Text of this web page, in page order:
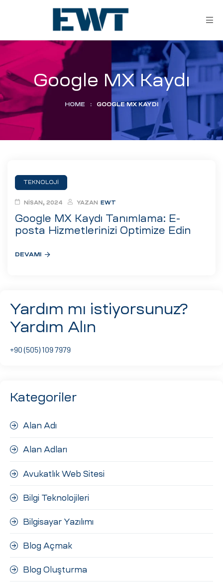
Google MX Kaydı
HOME : GOOGLE MX KAYDI
TEKNOLOJI
Google MX Kaydı Tanımlama: E-
posta Hizmetlerinizi Optimize Edin
NISAN, 2024 YAZAN EWT
DEVAMI
Yardım mı istiyorsunuz?
Yardım Alın
+90 (505) 109 7979
Kategoriler
Alan Adı
Alan Adları
Avukatlık Web Sitesi
Bilgi Teknolojileri
Bilgisayar Yazılımı
Blog Açmak
Blog Oluşturma